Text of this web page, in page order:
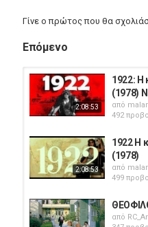
Γίνε ο πρώτος που θα
Επόμενο
2:08:53
1922: Η
(1978)
από
492
2:08:53
1922 Η
(1978)
από
499
από